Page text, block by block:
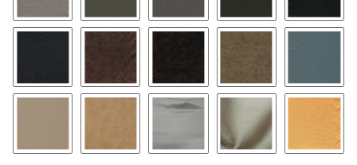
7050 - stein 7080 - elefant7100 - grau 7130 - dunkelgrau
7150 -
7200 - schwarz 998000 - vintage braun8050 - buffalo bill8100 - cowboy8150 -